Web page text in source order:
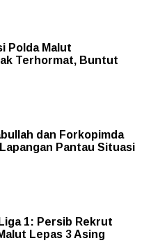
Polda Malut
Terhormat, Buntut
dan Forkopimda
Pantau Situasi
1: Persib Rekrut
Lepas 3 Asing